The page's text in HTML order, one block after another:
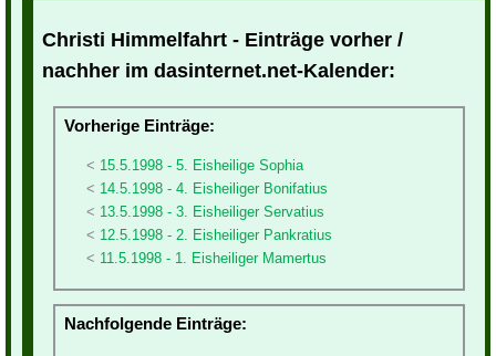
Christi Himmelfahrt - Einträge vorher /
nachher im dasinternet.net-Kalender:
Vorherige Einträge:
15.5.1998 - 5. Eisheilige Sophia
14.5.1998 - 4. Eisheiliger Bonifatius
13.5.1998 - 3. Eisheiliger Servatius
12.5.1998 - 2. Eisheiliger Pankratius
11.5.1998 - 1. Eisheiliger Mamertus
Nachfolgende Einträge: